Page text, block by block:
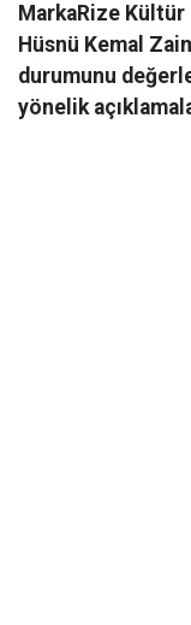
MarkaRize Kültür
Hüsnü Kemal
durumunu
yönelik